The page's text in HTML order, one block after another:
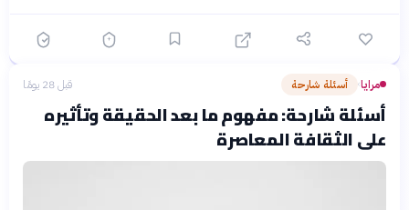
مرايا› أسئلة شارحة قبل 28 يومًا
أسئلة شارحة: مفهوم ما بعد الحقيقة وتأثيره
على الثقافة المعاصرة